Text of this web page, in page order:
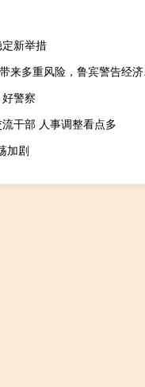
新举措
美国前
警察
干部 人事调整看点多
加剧